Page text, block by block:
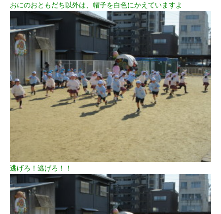
おにのおともだち以外は、帽子を白色にかえていますよ
逃げろ！逃げろ！！